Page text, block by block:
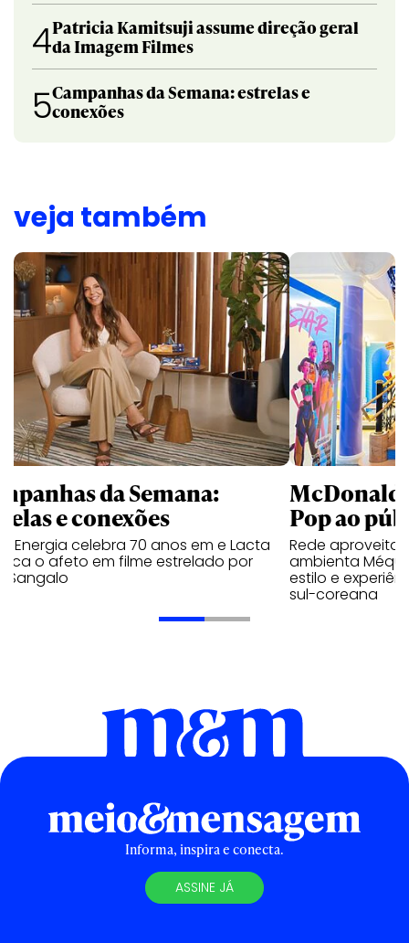
4Patricia Kamitsuji assume direção geral
da Imagem Filmes
5Campanhas da Semana: estrelas e
conexões
veja também
da Semana:
e conexões
Energia celebra 70 anos em e Lacta
o afeto em filme estrelado por
Sangalo
Pop ao
Rede aproveita
ambienta Méqui
estilo e
sul-coreana
Informa, inspira e conecta.
ASSINE JÁ